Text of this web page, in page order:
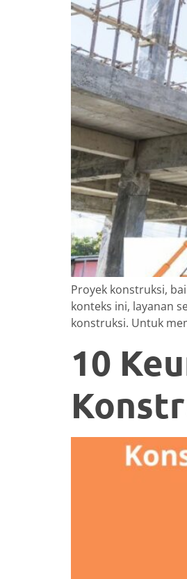
Proyek konstruksi,
konteks ini, layanan
konstruksi. Untuk
10